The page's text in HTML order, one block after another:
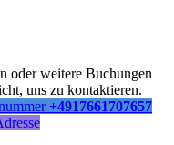
oder weitere Buchungen
uns zu kontaktieren.
+4917661707657